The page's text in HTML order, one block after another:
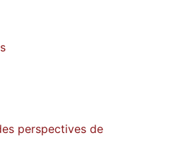
perspectives de